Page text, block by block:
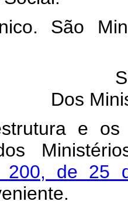
São
Dos
e os
200, de 25